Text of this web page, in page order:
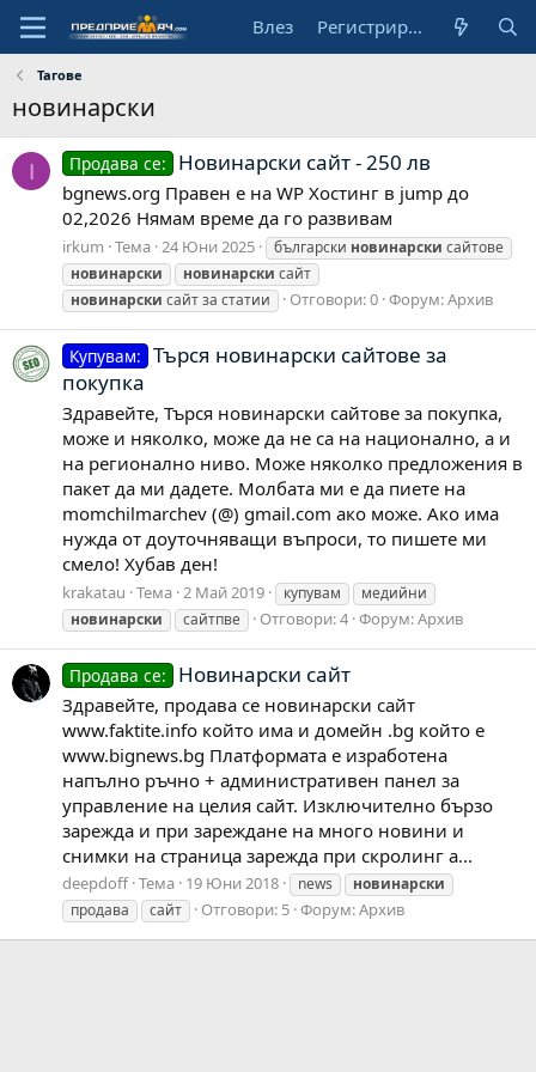
Влез Регистрирай се
Тагове
новинарски
I Продава се: Новинарски сайт - 250 лв
bgnews.org Правен е на WP Хостинг в jump до
02,2026 Нямам време да го развивам
irkum Тема 24 Юни 2025 български новинарски сайтове
новинарски
новинарски сайт
новинарски сайт за статии Отговори: 0 Форум:Архив
Купувам: Търся новинарски сайтове за
покупка
Здравейте, Търся новинарски сайтове за покупка,
може и няколко, може да не са на национално, а и
на регионално ниво. Може няколко предложения в
пакет да ми дадете. Молбата ми е да пиете на
momchilmarchev (@) gmail.com ако може. Ако има
нужда от доуточняващи въпроси, то пишете ми
смело! Хубав ден!
krakatau Тема 2 Май 2019 купувам
медийни
новинарски
сайтпве Отговори: 4 Форум:Архив
Продава се: Новинарски сайт
Здравейте, продава се новинарски сайт
www.faktite.info който има и домейн .bg който е
www.bignews.bg Платформата е изработена
напълно ръчно + административен панел за
управление на целия сайт. Изключително бързо
зарежда и при зареждане на много новини и
снимки на страница зарежда при скролинг а...
deepdoff Тема 19 Юни 2018 news
новинарски
продава
сайт Отговори: 5 Форум:Архив